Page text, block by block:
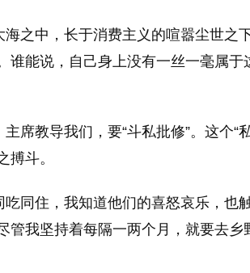
之中，长于消费主义的喧嚣尘世
能说，自己身上没有一丝一毫属
席教导我们，要“斗私批修”。这个
斗。
同住，我知道他们的喜怒哀乐，
我坚持着每隔一两个月，就要去